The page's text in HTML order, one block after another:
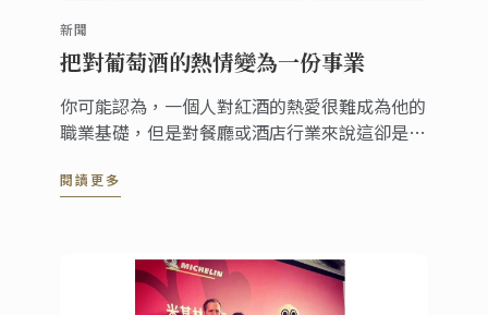
新聞
把對葡萄酒的熱情變為一份事業
你可能認為，一個人對紅酒的熱愛很難成為他的
職業基礎，但是對餐廳或酒店行業來說這卻是一
妙的紅酒是非常重要的客戶體驗之一。
閱讀更多